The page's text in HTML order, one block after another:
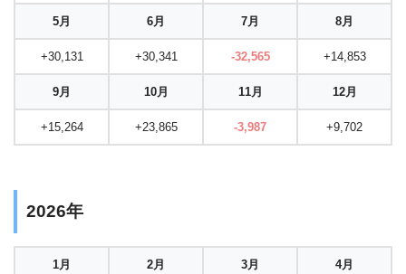
5月 6月 7月 8月
+30,131 +30,341 -32,565 +14,853
9月 10月 11月 12月
+15,264 +23,865 -3,987 +9,702
2026年
1月 2月 3月 4月